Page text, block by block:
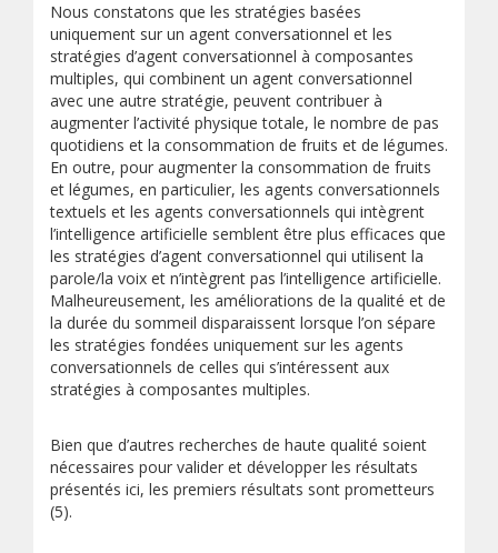
Nous constatons que les stratégies basées
uniquement sur un agent conversationnel et les
stratégies d’agent conversationnel à composantes
multiples, qui combinent un agent conversationnel
avec une autre stratégie, peuvent contribuer à
augmenter l’activité physique totale, le nombre de pas
quotidiens et la consommation de fruits et de légumes.
En outre, pour augmenter la consommation de fruits
et légumes, en particulier, les agents conversationnels
textuels et les agents conversationnels qui intègrent
l’intelligence artificielle semblent être plus efficaces que
les stratégies d’agent conversationnel qui utilisent la
parole/la voix et n’intègrent pas l’intelligence artificielle.
Malheureusement, les améliorations de la qualité et de
la durée du sommeil disparaissent lorsque l’on sépare
les stratégies fondées uniquement sur les agents
conversationnels de celles qui s’intéressent aux
stratégies à composantes multiples.
Bien que d’autres recherches de haute qualité soient
nécessaires pour valider et développer les résultats
présentés ici, les premiers résultats sont prometteurs
(5).